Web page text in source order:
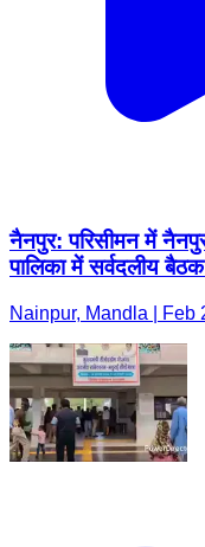
नैनपुर: परिसीमन में
पालिका में सर्वदलीय
Nainpur, Mandla | Feb